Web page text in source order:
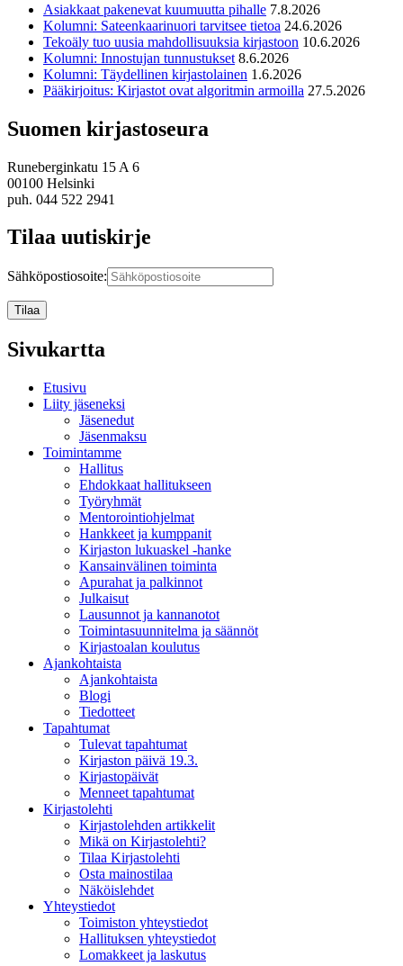
Asiakkaat pakenevat kuumuutta pihalle 7.8.2026
Kolumni: Sateenkaarinuori tarvitsee tietoa 24.6.2026
Tekoäly tuo uusia mahdollisuuksia kirjastoon 10.6.2026
Kolumni: Innostujan tunnustukset 8.6.2026
Kolumni: Täydellinen kirjastolainen 1.6.2026
Pääkirjoitus: Kirjastot ovat algoritmin armoilla 27.5.2026
Suomen kirjastoseura
Runeberginkatu 15 A 6
00100 Helsinki
puh. 044 522 2941
Tilaa uutiskirje
Sähköpostiosoite:
Sivukartta
Etusivu
Liity jäseneksi
Jäsenedut
Jäsenmaksu
Toimintamme
Hallitus
Ehdokkaat hallitukseen
Työryhmät
Mentorointi­ohjelmat
Hankkeet ja kumppanit
Kirjaston lukuaskel -hanke
Kansainvälinen toiminta
Apurahat ja palkinnot
Julkaisut
Lausunnot ja kannanotot
Toimintasuunnitelma ja säännöt
Kirjastoalan koulutus
Ajankohtaista
Ajankohtaista
Blogi
Tiedotteet
Tapahtumat
Tulevat tapahtumat
Kirjaston päivä 19.3.
Kirjastopäivät
Menneet tapahtumat
Kirjastolehti
Kirjastolehden artikkelit
Mikä on Kirjastolehti?
Tilaa Kirjastolehti
Osta mainostilaa
Näköislehdet
Yhteystiedot
Toimiston yhteystiedot
Hallituksen yhteystiedot
Lomakkeet ja laskutus